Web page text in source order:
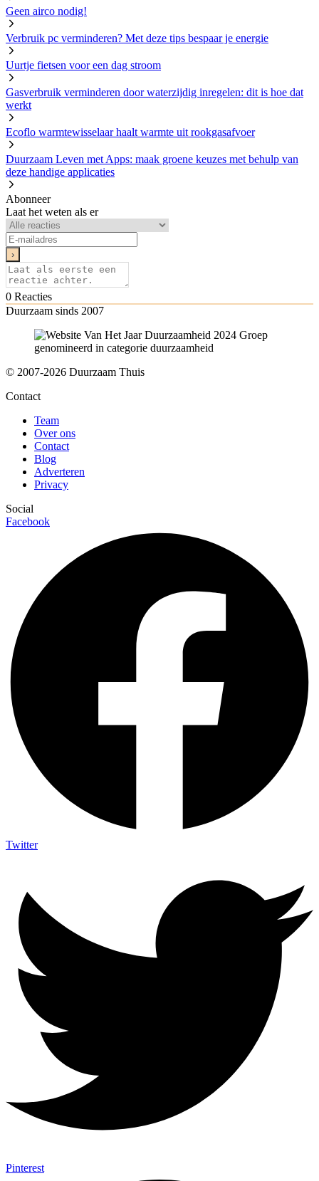
Geen airco nodig!
Verbruik pc verminderen? Met deze tips bespaar je energie
Uurtje fietsen voor een dag stroom
Gasverbruik verminderen door waterzijdig inregelen: dit is hoe dat
werkt
Ecoflo warmtewisselaar haalt warmte uit rookgasafvoer
Duurzaam Leven met Apps: maak groene keuzes met behulp van
deze handige applicaties
Abonneer
Laat het weten als er
0 Reacties
Duurzaam sinds 2007
genomineerd in categorie duurzaamheid
© 2007-2026 Duurzaam Thuis
Contact
Team
Over ons
Contact
Blog
Adverteren
Privacy
Social
Facebook
Twitter
Pinterest